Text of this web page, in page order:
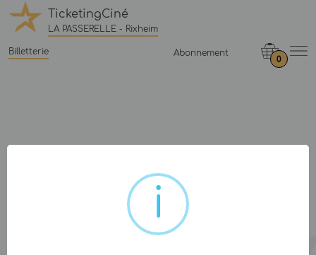
TicketingCiné
LA PASSERELLE - Rixheim
Billetterie Abonnement
0